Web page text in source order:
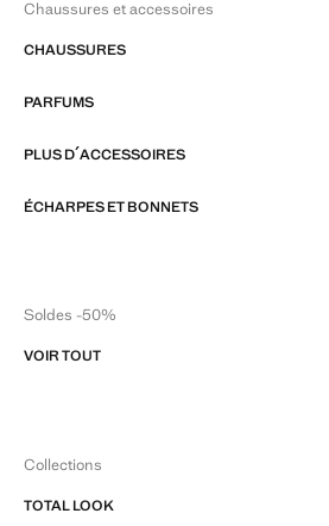
Chaussures et accessoires
CHAUSSURES
PARFUMS
PLUS D´ACCESSOIRES
ÉCHARPES ET BONNETS
Soldes -50%
VOIR TOUT
Collections
TOTAL LOOK